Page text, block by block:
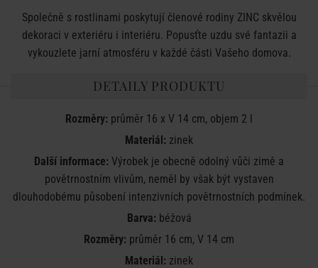
Společně s rostlinami poskytují členové rodiny ZINC skvělou
dekoraci v exteriéru i interiéru. Popusťte uzdu své fantazii a
vykouzlete jarní atmosféru v každé části Vašeho domova.
DETAILY PRODUKTU
Rozměry: průměr 16 x V 14 cm, objem 2 l
Materiál: zinek
Další informace: Výrobek je obecně odolný vůči zimě a
povětrnostním vlivům, neměl by však být vystaven
dlouhodobému působení intenzivních povětrnostních podmínek.
Barva:béžová
Rozměry: průměr 16 cm, V 14 cm
Materiál: zinek